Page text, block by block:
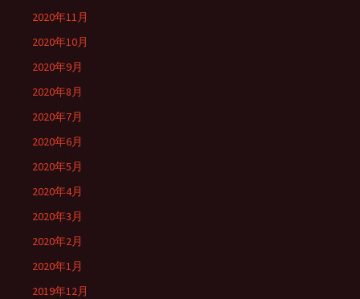
2020年11月
2020年10月
2020年9月
2020年8月
2020年7月
2020年6月
2020年5月
2020年4月
2020年3月
2020年2月
2020年1月
2019年12月